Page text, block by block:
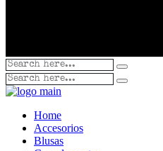
Home
Accesorios
Blusas